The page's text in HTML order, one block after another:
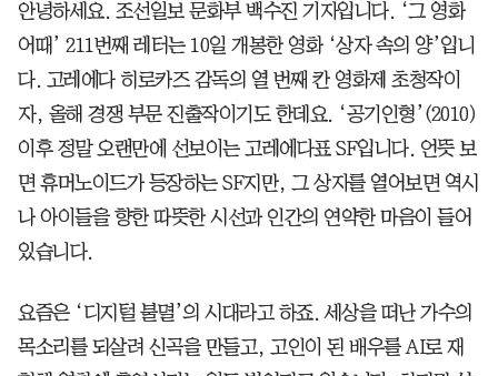
안녕하세요. 조선일보 문화부 백수진 기자입니다. ‘그 영화
어때’ 211번째 레터는 10일 개봉한 영화 ‘상자 속의 양’입니
다. 고레에다 히로카즈 감독의 열 번째 칸 영화제 초청작이
자, 올해 경쟁 부문 진출작이기도 한데요. ‘공기인형’(2010)
이후 정말 오랜만에 선보이는 고레에다표 SF입니다. 언뜻 보
면 휴머노이드가 등장하는 SF지만, 그 상자를 열어보면 역시
나 아이들을 향한 따뜻한 시선과 인간의 연약한 마음이 들어
있습니다.
요즘은 ‘디지털 불멸’의 시대라고 하죠. 세상을 떠난 가수의
목소리를 되살려 신곡을 만들고, 고인이 된 배우를 AI로 재